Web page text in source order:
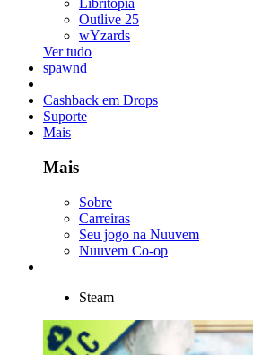
Libritopia
Outlive 25
wYzards
Ver tudo
spawnd
Cashback em Drops
Suporte
Mais
Mais
Sobre
Carreiras
Seu jogo na Nuuvem
Nuuvem Co-op
Steam